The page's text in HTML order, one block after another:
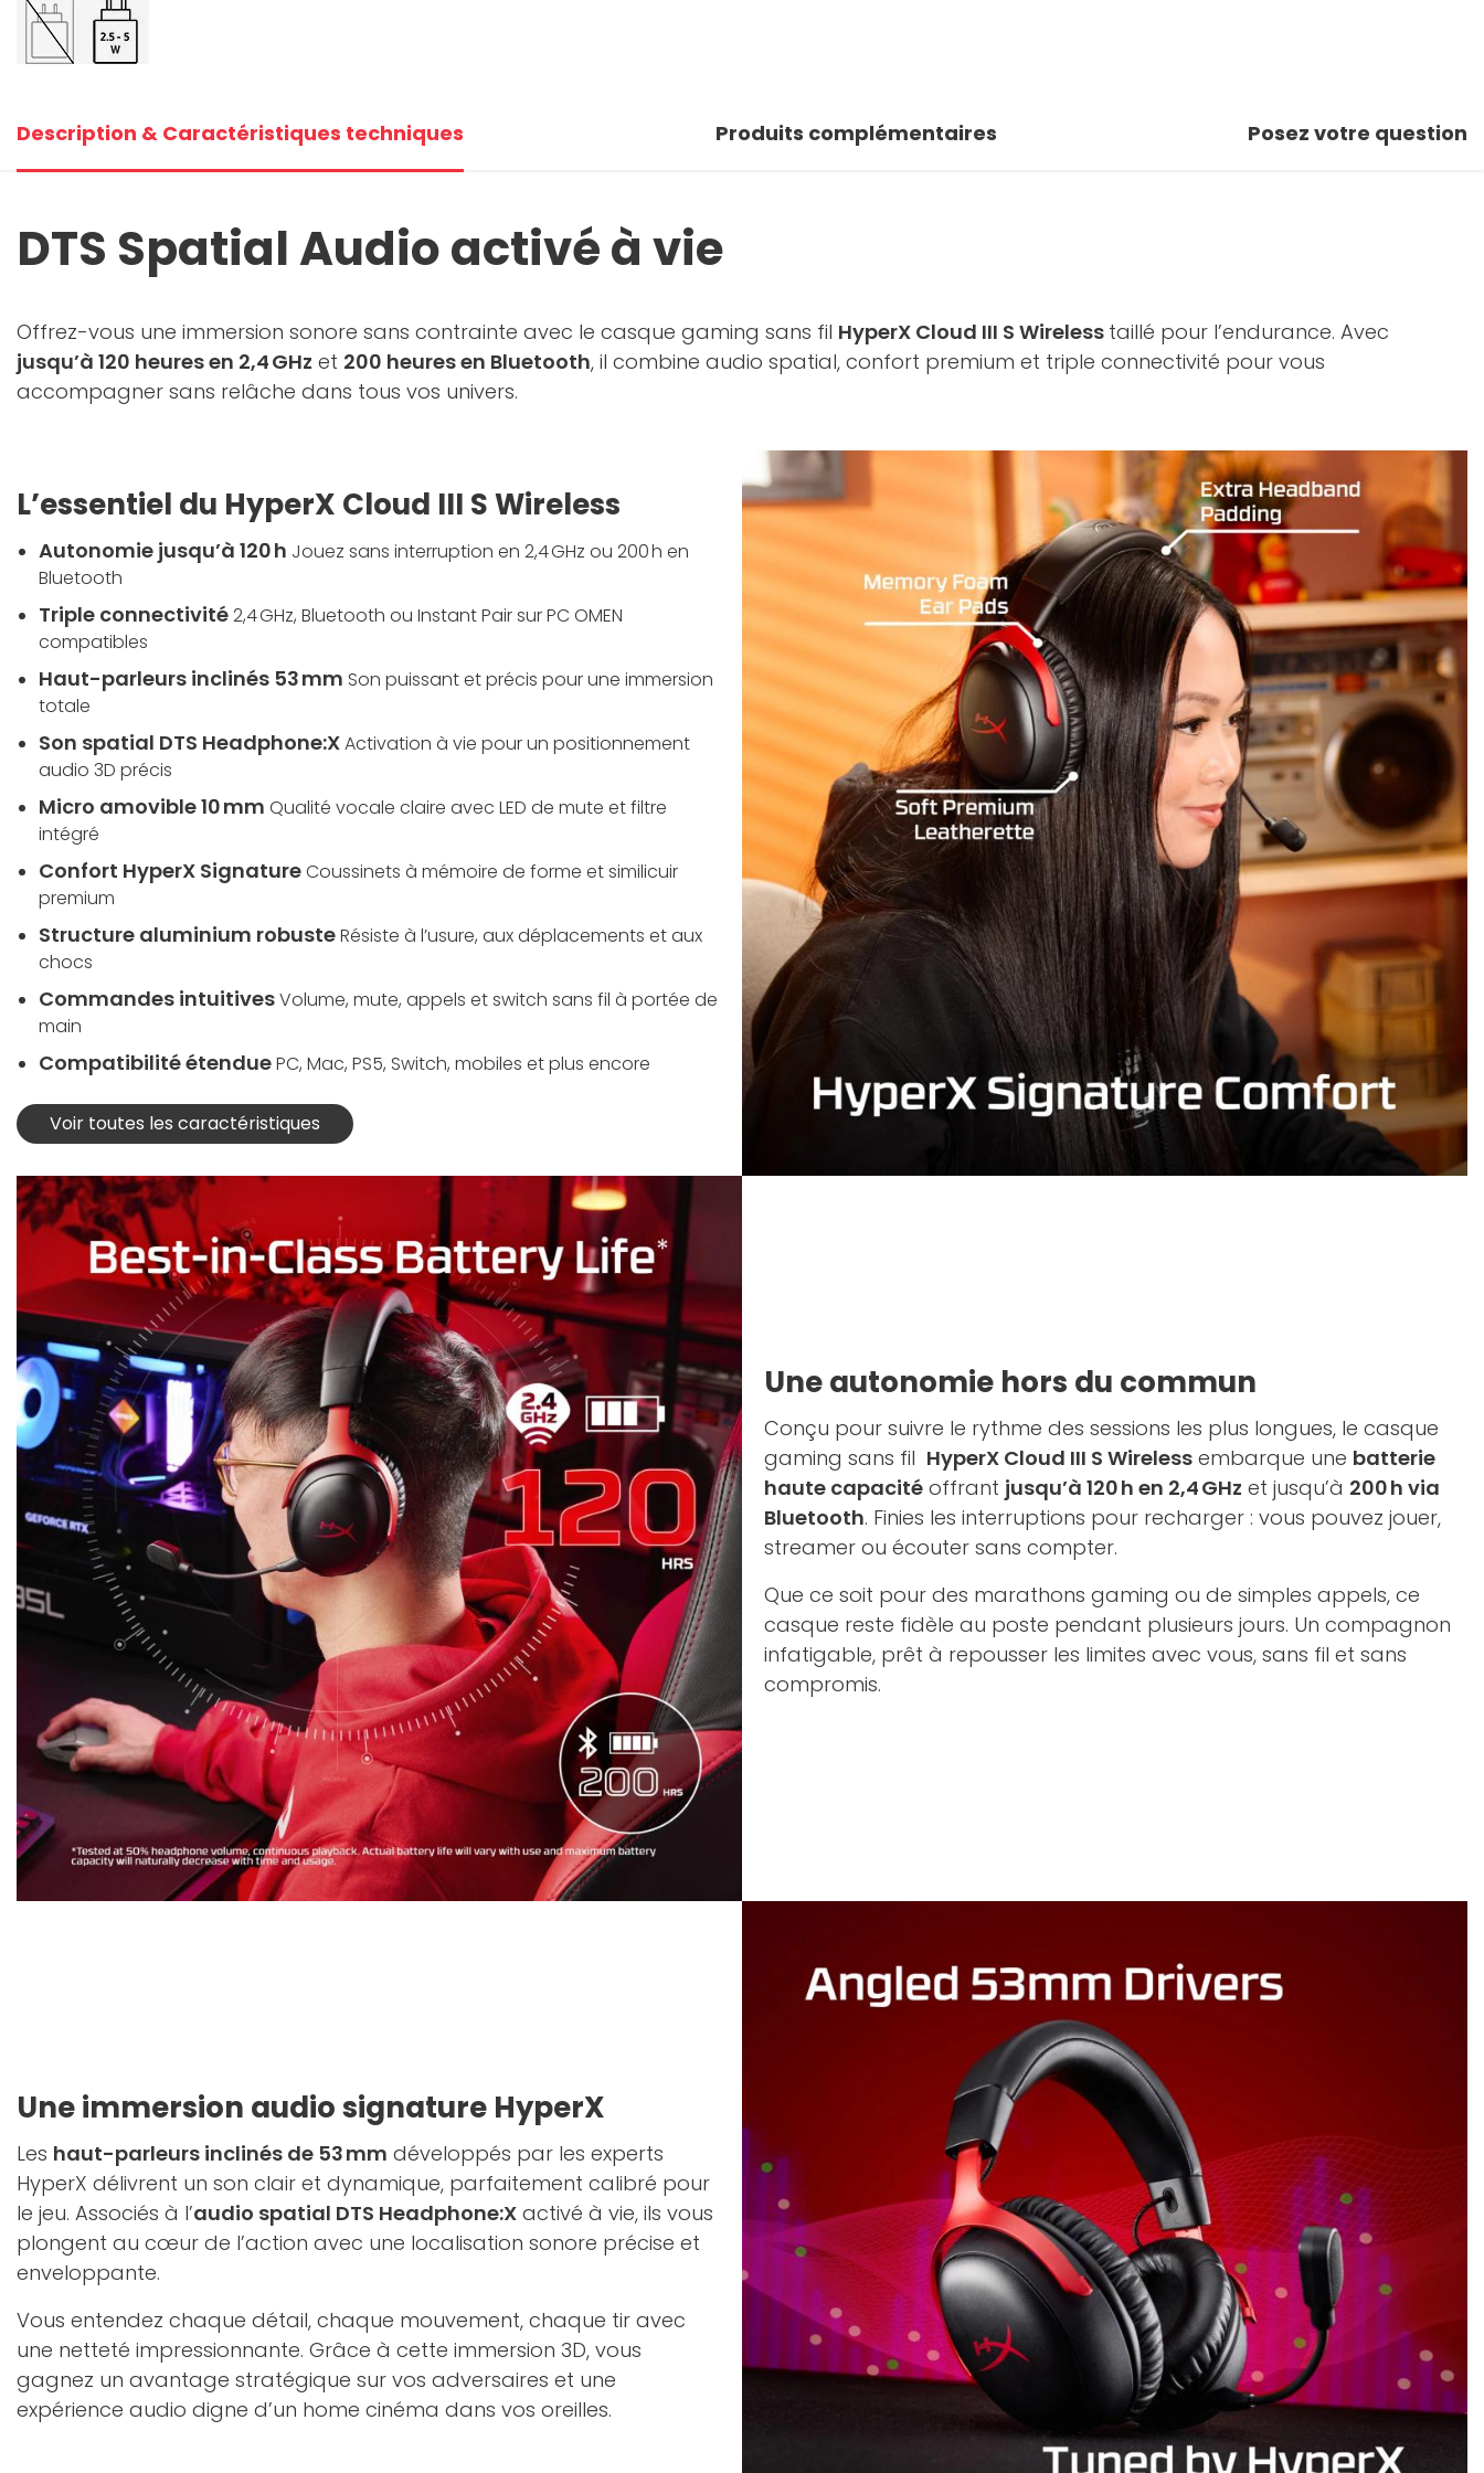
Description & Caractéristiques techniques Produits complémentaires Posez votre question
DTS Spatial Audio activé à vie
Offrez-vous une immersion sonore sans contrainte avec le casque gaming sans fil HyperX Cloud III S Wireless taillé pour l’endurance. Avec
jusqu’à 120 heures en 2,4 GHz et 200 heures en Bluetooth, il combine audio spatial, confort premium et triple connectivité pour vous
accompagner sans relâche dans tous vos univers.
L’essentiel du HyperX Cloud III S Wireless
Autonomie jusqu’à 120 h Jouez sans interruption en 2,4 GHz ou 200 h en
Bluetooth
Triple connectivité2,4 GHz, Bluetooth ou Instant Pair sur PC OMEN
compatibles
Haut-parleurs inclinés 53 mm Son puissant et précis pour une immersion
totale
Son spatial DTS Headphone:XActivation à vie pour un positionnement
audio 3D précis
Micro amovible 10 mm Qualité vocale claire avec LED de mute et filtre
intégré
Confort HyperX SignatureCoussinets à mémoire de forme et similicuir
premium
Structure aluminium robusteRésiste à l’usure, aux déplacements et aux
chocs
Commandes intuitivesVolume, mute, appels et switch sans fil à portée de
main
Compatibilité étenduePC, Mac, PS5, Switch, mobiles et plus encore
Voir toutes les caractéristiques
Une autonomie hors du commun
Conçu pour suivre le rythme des sessions les plus longues, le casque
gaming sans fil HyperX Cloud III S Wireless embarque une batterie
haute capacité offrant jusqu’à 120 h en 2,4 GHz et jusqu’à 200 h via
Bluetooth. Finies les interruptions pour recharger : vous pouvez jouer,
streamer ou écouter sans compter.
Que ce soit pour des marathons gaming ou de simples appels, ce
casque reste fidèle au poste pendant plusieurs jours. Un compagnon
infatigable, prêt à repousser les limites avec vous, sans fil et sans
compromis.
Une immersion audio signature HyperX
Les haut-parleurs inclinés de 53 mm développés par les experts
HyperX délivrent un son clair et dynamique, parfaitement calibré pour
le jeu. Associés à l’audio spatial DTS Headphone:X activé à vie, ils vous
plongent au cœur de l’action avec une localisation sonore précise et
enveloppante.
Vous entendez chaque détail, chaque mouvement, chaque tir avec
une netteté impressionnante. Grâce à cette immersion 3D, vous
gagnez un avantage stratégique sur vos adversaires et une
expérience audio digne d’un home cinéma dans vos oreilles.